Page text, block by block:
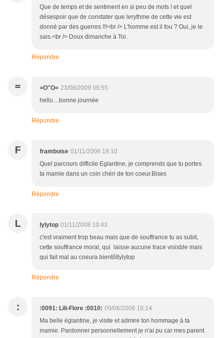
Que de temps et de sentiment en si peu de mots ! et quel
désespoir que de constater que lerythme de cette vie est
donné par des guerres !!!<br /> L'homme est il fou ? Oui, je le
sais.<br /> Doux dimanche à Toi.
Répondre
= =O''O= 23/08/2009 08:55
hello....bonne journée
Répondre
F framboise 01/11/2008 18:10
Quel parcours difficile Eglantine, je comprends que tu portes
ta mamie dans un coin chéri de ton coeur.Bises
Répondre
L lylytop 01/11/2008 10:43
c'est vraiment trop beau mais que de souffrance tu as subit,
cette souffrance moral, qui laisse aucune trace visisble mais
qui fait mal au coeura bientôtlylytop
Répondre
: :0091: Lili-Flore :0010: 09/06/2008 16:14
Ma belle églantine, je visite et admire ton hommage à ta
mamie. Pardonner personnellement je n'ai pu car mes parent